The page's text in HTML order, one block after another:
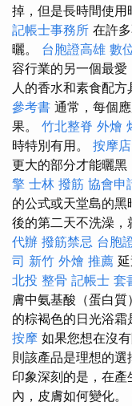
掉，但是長時間使用
記帳士事務所 在許
曬。 台胞證高雄 數
容行業的另一個最
人的香水和素食配方
參考書 通常，每個
果。 竹北整脊 外燴
時特別有用。 按摩店
更大的部分才能曬黑
擎 士林 撥筋 協會申
的公式或天堂島的
後的第二天不洗澡，
代辦 撥筋禁忌 台胞
司 新竹 外燴 推薦
北投 整骨 記帳士 套
膚中氨基酸（蛋白
的棕褐色的日光浴霜
按摩 如果您想在沒
則該產品是理想的選
印象深刻的是，在
內，皮膚如何變化。